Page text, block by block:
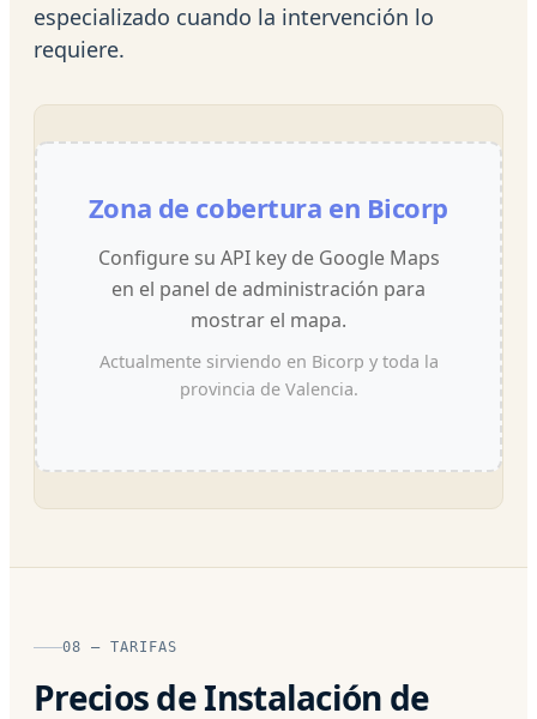
especializado cuando la intervención lo
requiere.
Zona de cobertura en Bicorp
Configure su API key de Google Maps
en el panel de administración para
mostrar el mapa.
Actualmente sirviendo en Bicorp y toda la
provincia de Valencia.
08 — TARIFAS
Precios de Instalación de